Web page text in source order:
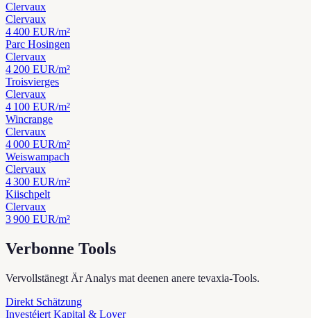
Clervaux
Clervaux
4 400 EUR/m²
Parc Hosingen
Clervaux
4 200 EUR/m²
Troisvierges
Clervaux
4 100 EUR/m²
Wincrange
Clervaux
4 000 EUR/m²
Weiswampach
Clervaux
4 300 EUR/m²
Kiischpelt
Clervaux
3 900 EUR/m²
Verbonne Tools
Vervollstänegt Är Analys mat deenen anere tevaxia-Tools.
Direkt Schätzung
Investéiert Kapital & Loyer